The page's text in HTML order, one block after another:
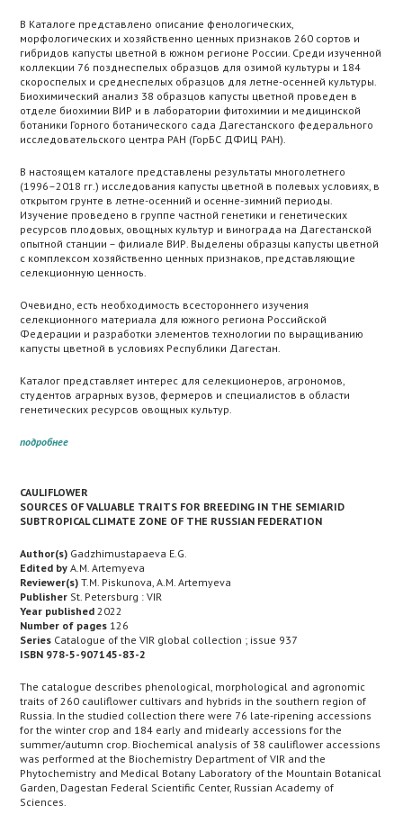
В Каталоге представлено описание фенологических,
морфологических и хозяйственно ценных признаков 260 сортов и
гибридов капусты цветной в южном регионе России. Среди изученной
коллекции 76 позднеспелых образцов для озимой культуры и 184
скороспелых и среднеспелых образцов для летне-осенней культуры.
Биохимический анализ 38 образцов капусты цветной проведен в
отделе биохимии ВИР и в лаборатории фитохимии и медицинской
ботаники Горного ботанического сада Дагестанского федерального
исследовательского центра РАН (ГорБС ДФИЦ РАН).
В настоящем каталоге представлены результаты многолетнего
(1996–2018 гг.) исследования капусты цветной в полевых условиях, в
открытом грунте в летне-осенний и осенне-зимний периоды.
Изучение проведено в группе частной генетики и генетических
ресурсов плодовых, овощных культур и винограда на Дагестанской
опытной станции – филиале ВИР. Выделены образцы капусты цветной
с комплексом хозяйственно ценных признаков, представляющие
селекционную ценность.
Очевидно, есть необходимость всестороннего изучения
селекционного материала для южного региона Российской
Федерации и разработки элементов технологии по выращиванию
капусты цветной в условиях Республики Дагестан.
Каталог представляет интерес для селекционеров, агрономов,
студентов аграрных вузов, фермеров и специалистов в области
генетических ресурсов овощных культур.
подробнее
CAULIFLOWER
SOURCES OF VALUABLE TRAITS FOR BREEDING IN THE SEMIARID
SUBTROPICAL CLIMATE ZONE OF THE RUSSIAN FEDERATION
Author(s) Gadzhimustapaeva E.G.
Edited by A.M. Artemyeva
Reviewer(s) T.M. Piskunova, A.M. Artemyeva
Publisher St. Petersburg : VIR
Year published 2022
Number of pages 126
Series Catalogue of the VIR global collection ; issue 937
ISBN 978-5-907145-83-2
The catalogue describes phenological, morphological and agronomic
traits of 260 cauliflower cultivars and hybrids in the southern region of
Russia. In the studied collection there were 76 late-ripening accessions
for the winter crop and 184 early and midearly accessions for the
summer/autumn crop. Biochemical analysis of 38 cauliflower accessions
was performed at the Biochemistry Department of VIR and the
Phytochemistry and Medical Botany Laboratory of the Mountain Botanical
Garden, Dagestan Federal Scientific Center, Russian Academy of
Sciences.